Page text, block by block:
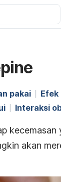
pakai Efek
Interaksi
akan